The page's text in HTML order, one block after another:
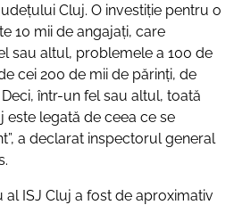
Cluj. O investiție pentru o
10 mii de angajați, care
sau altul, problemele a 100 de
cei 200 de mii de părinți, de
într-un fel sau altul, toată
este legată de ceea ce se
, a declarat inspectorul general
al ISJ Cluj a fost de aproximativ